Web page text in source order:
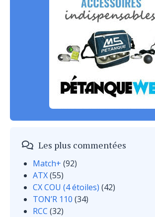
Les plus commentées
Match+ (92)
ATX(55)
CX COU (4 étoiles) (42)
TON’R 110 (34)
RCC (32)